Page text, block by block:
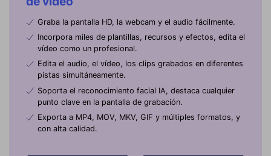
Graba la pantalla HD, la webcam y el audio fácilmente.
Incorpora miles de plantillas, recursos y efectos, edita el
vídeo como un profesional.
Edita el audio, el vídeo, los clips grabados en diferentes
pistas simultáneamente.
Soporta el reconocimiento facial IA, destaca cualquier
punto clave en la pantalla de grabación.
Exporta a MP4, MOV, MKV, GIF y múltiples formatos, y
con alta calidad.